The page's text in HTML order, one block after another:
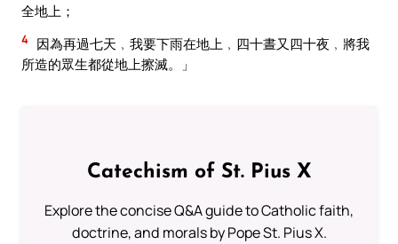
全地上；
4 因為再過七天﹐我要下雨在地上﹐四十晝又四十夜﹐將我
所造的眾生都從地上擦滅。」
Catechism of St. Pius X
Explore the concise Q&A guide to Catholic faith,
doctrine, and morals by Pope St. Pius X.